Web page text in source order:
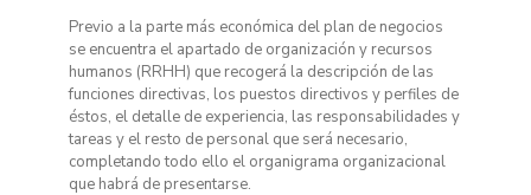
Previo a la parte más económica del plan de negocios
se encuentra el apartado de organización y recursos
humanos (RRHH) que recogerá la descripción de las
funciones directivas, los puestos directivos y perfiles de
éstos, el detalle de experiencia, las responsabilidades y
tareas y el resto de personal que será necesario,
completando todo ello el organigrama organizacional
que habrá de presentarse.